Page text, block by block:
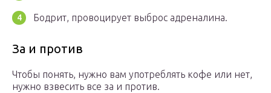
Бодрит, провоцирует выброс адреналина.
За и против
Чтобы понять, нужно вам употреблять кофе или нет,
нужно взвесить все за и против.